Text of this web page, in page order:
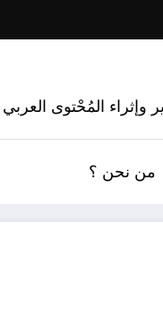
وإثراء المُحْتوى
من نحن ؟